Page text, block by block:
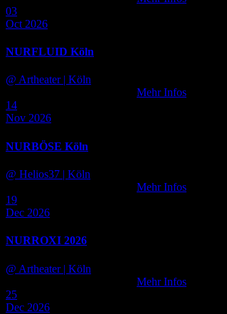
03
Oct 2026
NURFLUID Köln
@ Artheater | Köln
Mehr Infos
14
Nov 2026
NURBÖSE Köln
@ Helios37 | Köln
Mehr Infos
19
Dec 2026
NURROXI 2026
@ Artheater | Köln
Mehr Infos
25
Dec 2026